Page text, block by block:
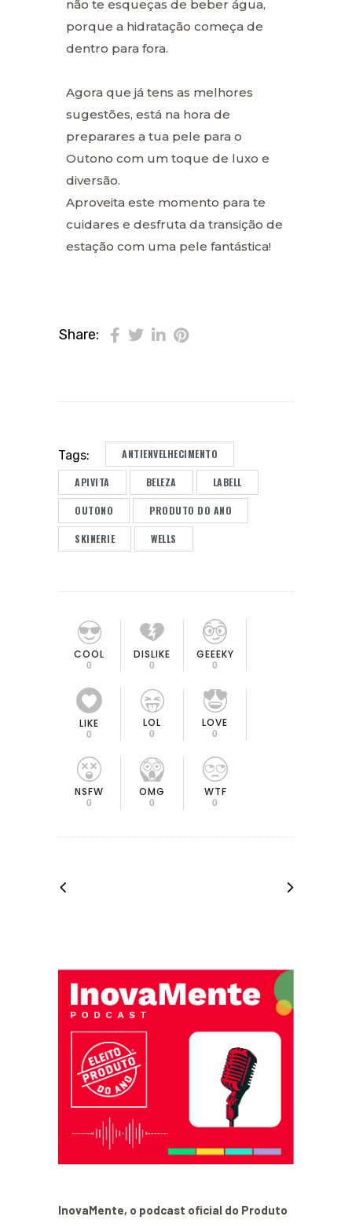
não te esqueças de beber água,
porque a hidratação começa de
dentro para fora.
Agora que já tens as melhores
sugestões, está na hora de
preparares a tua pele para o
Outono com um toque de luxo e
diversão.
Aproveita este momento para te
cuidares e desfruta da transição de
estação com uma pele fantástica!
Share:
Tags: ANTIENVELHECIMENTO
APIVITA BELEZA LABELL
OUTONO PRODUTO DO ANO
SKINERIE WELLS
COOL
0
DISLIKE
0
GEEEKY
0
LIKE
0
LOL
0
LOVE
0
NSFW
0
OMG
0
WTF
0
InovaMente, o podcast oficial do Produto